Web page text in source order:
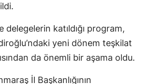
delegelerin katıldığı program,
yeni dönem teşkilat
da önemli bir aşama oldu.
İl Başkanlığının